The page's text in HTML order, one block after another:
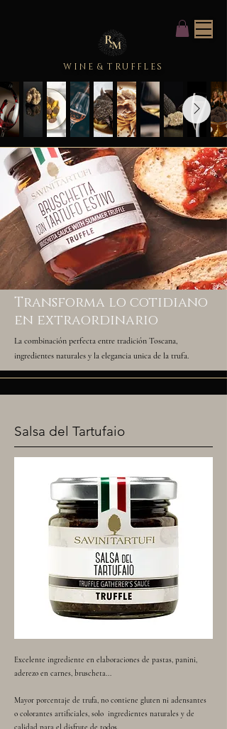
WINE &TRUFFLES
Transforma lo cotidiano
en extraordinario
La combinación perfecta entre tradición Toscana,
ingredientes naturales y la elegancia unica de la trufa.
Salsa del Tartufaio
Excelente ingrediente en elaboraciones de pastas, panini,
aderezo en carnes, bruscheta...
Mayor porcentaje de trufa, no contiene gluten ni adensantes
o colorantes artificiales, solo ingredientes naturales y de
calidad para el disfrute de todos.